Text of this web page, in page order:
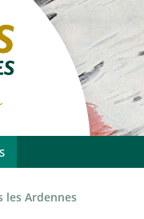
les Ardennes